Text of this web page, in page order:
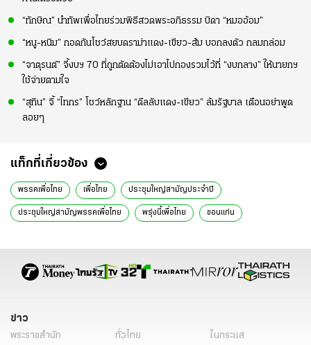
“ทักษิณ” นำทัพเพื่อไทยร่วมพิธีสวดพระอภิธรรม บิดา “หมออ้อม”
“หนู-หนิม” กอดกันโชว์สยบดราม่าแดง-เขียว-ส้ม บอกลงตัว กลมกล่อม
“จาตุรนต์” จี้งบฯ 70 ที่ถูกตัดต้องไม่เอาไปกองรวมไว้ที่ “งบกลาง” ให้นายกฯ
ใช้จ่ายตามใจ
“สุทิน” จี้ “ไทกร” โชว์หลักฐาน “ดีลลับแดง-เขียว” ล้มรัฐบาล เตือนอย่าพูด
ลอยๆ
แท็กที่เกี่ยวข้อง
พรรคเพื่อไทย เพื่อไทย ประชุมใหญ่สามัญประจำปี
ประชุมใหญ่สามัญพรรคเพื่อไทย พรุ่งนี้เพื่อไทย ขอนแก่น
ข่าว
พระราชสำนัก ทั่วไทย
ในกระแส